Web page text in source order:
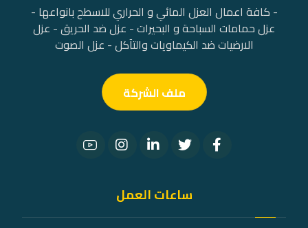
- كافة اعمال العزل المائي و الحراري للاسطح بانواعها -
عزل حمامات السباحة و البحيرات - عزل ضد الحريق - عزل
الارضيات ضد الكيماويات والتآكل - عزل الصوت
ملف الشركة
ساعات العمل